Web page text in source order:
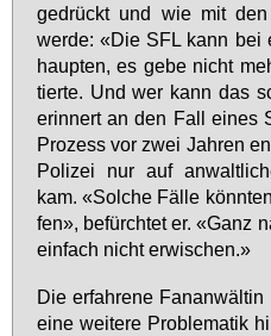
ge­drückt und wie mit den
wer­de: «Die SFL kann
haup­ten, es ge­be nicht
tier­te. Und wer kann das
er­in­nert an den Fall ei­nes
Pro­zess vor zwei Jah­ren
Po­li­zei nur auf
kam. «Sol­che Fäl­le
fen», be­fürch­tet er. «Ganz
ein­fach nicht er­wi­schen.»
Die er­fah­re­ne
ei­ne wei­te­re Pro­ble­ma­tik